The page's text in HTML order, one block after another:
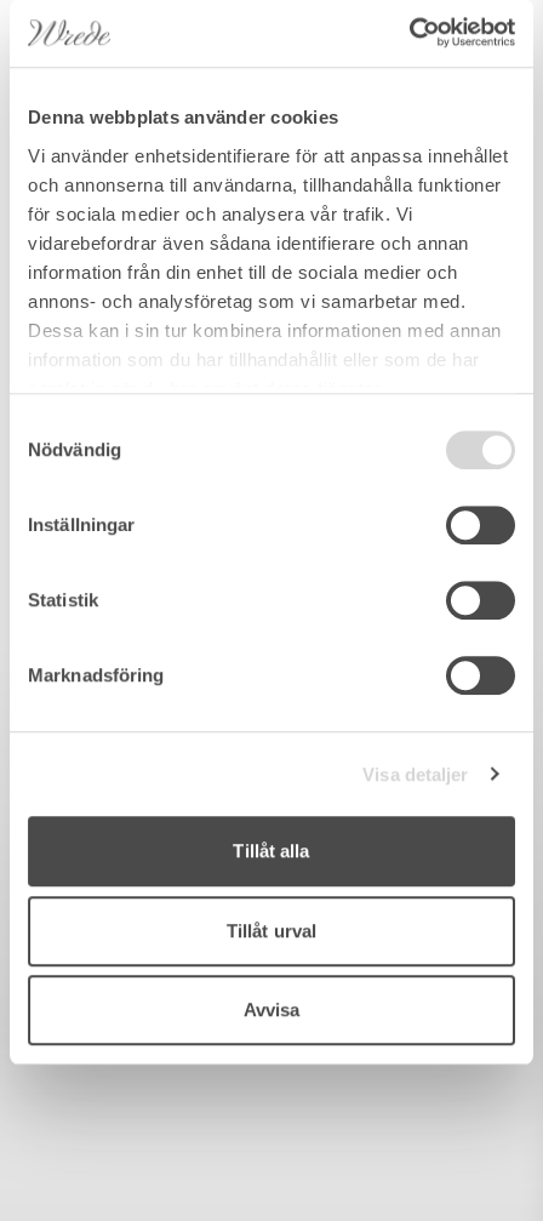
Denna webbplats använder cookies
Vi använder enhetsidentifierare för att anpassa innehållet
och annonserna till användarna, tillhandahålla funktioner
för sociala medier och analysera vår trafik. Vi
vidarebefordrar även sådana identifierare och annan
information från din enhet till de sociala medier och
annons- och analysföretag som vi samarbetar med.
Dessa kan i sin tur kombinera informationen med annan
information som du har tillhandahållit eller som de har
Nödvändig
Inställningar
Statistik
Marknadsföring
Visa detaljer
Tillåt alla
Tillåt urval
Avvisa